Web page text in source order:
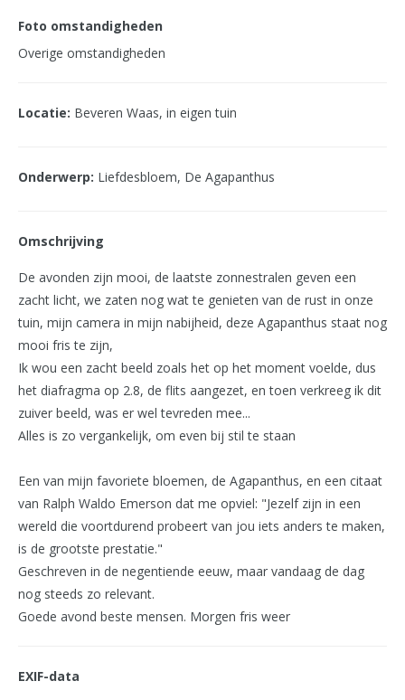
Foto omstandigheden
Overige omstandigheden
Locatie: Beveren Waas, in eigen tuin
Onderwerp: Liefdesbloem, De Agapanthus
Omschrijving
De avonden zijn mooi, de laatste zonnestralen geven een
zacht licht, we zaten nog wat te genieten van de rust in onze
tuin, mijn camera in mijn nabijheid, deze Agapanthus staat nog
mooi fris te zijn,
Ik wou een zacht beeld zoals het op het moment voelde, dus
het diafragma op 2.8, de flits aangezet, en toen verkreeg ik dit
zuiver beeld, was er wel tevreden mee...
Alles is zo vergankelijk, om even bij stil te staan
Een van mijn favoriete bloemen, de Agapanthus, en een citaat
van Ralph Waldo Emerson dat me opviel: "Jezelf zijn in een
wereld die voortdurend probeert van jou iets anders te maken,
is de grootste prestatie."
Geschreven in de negentiende eeuw, maar vandaag de dag
nog steeds zo relevant.
Goede avond beste mensen. Morgen fris weer
EXIF-data